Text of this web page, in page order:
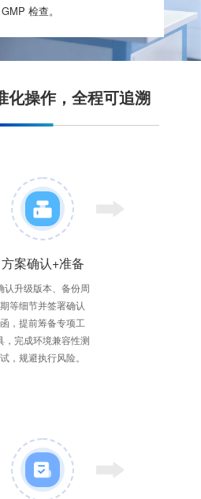
检查。​
化操作，全程可追溯
方案确认+准备
认升级版本、备份周
期等细节并签署确认
函，提前筹备专项工
，完成环境兼容性测
试，规避执行风险。